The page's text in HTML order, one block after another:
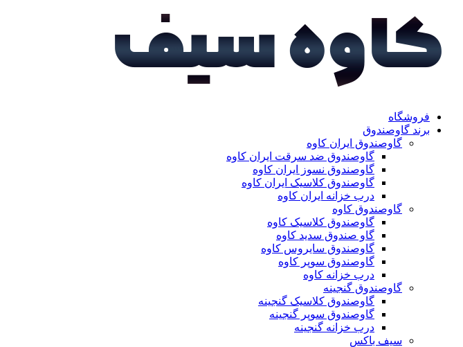
فروشگاه
برند گاوصندوق
گاوصندوق ایران کاوه
گاوصندوق ضد سرقت ایران کاوه
گاوصندوق نسوز ایران کاوه
گاوصندوق کلاسیک ایران کاوه
درب خزانه ایران کاوه
گاوصندوق کاوه
گاوصندوق کلاسیک کاوه
گاو صندوق سدید کاوه
گاوصندوق سایروس کاوه
گاوصندوق سوپر کاوه
درب خزانه کاوه
گاوصندوق گنجینه
گاوصندوق کلاسیک گنجینه
گاوصندوق سوپر گنجینه
درب خزانه گنجینه
سیف باکس